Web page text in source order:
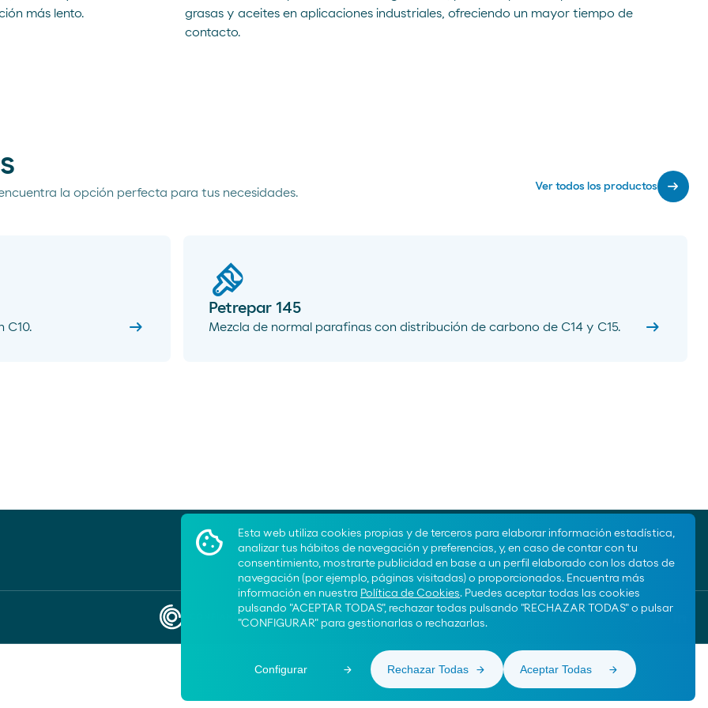
Esta web utiliza cookies propias y de terceros para elaborar información estadística,
analizar tus hábitos de navegación y preferencias, y, en caso de contar con tu
consentimiento, mostrarte publicidad en base a un perfil elaborado con los datos de
navegación (por ejemplo, páginas visitadas) o proporcionados. Encuentra más
información en nuestra Política de Cookies. Puedes aceptar todas las cookies
pulsando "ACEPTAR TODAS", rechazar todas pulsando "RECHAZAR TODAS" o pulsar
"CONFIGURAR" para gestionarlas o rechazarlas.
Configurar Rechazar Todas Aceptar Todas
más lento.
grasas y aceites en aplicaciones industriales, ofreciendo un mayor tiempo de
contacto.
la opción perfecta para tus necesidades. Ver todos los productos arrow_right_alt
C10. arrow_right_alt
Petrepar 145
Mezcla de normal parafinas con distribución de carbono de C14 y C15. arrow_right_alt
Política de cookies
Confiança Online. Saber mais sobre este selo de qualidade da internet. Abre numa nova aba.
Síguenos